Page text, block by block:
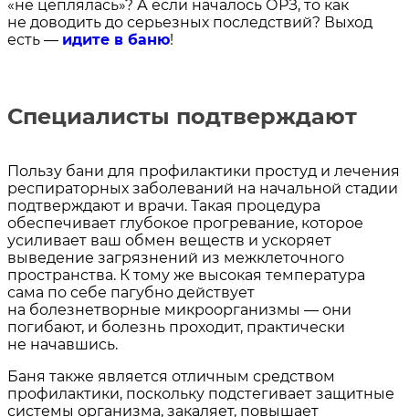
«не цеплялась»? А если началось ОРЗ, то как
не доводить до серьезных последствий? Выход
есть — идите в баню!
Специалисты подтверждают
Пользу бани для профилактики простуд и лечения
респираторных заболеваний на начальной стадии
подтверждают и врачи. Такая процедура
обеспечивает глубокое прогревание, которое
усиливает ваш обмен веществ и ускоряет
выведение загрязнений из межклеточного
пространства. К тому же высокая температура
сама по себе пагубно действует
на болезнетворные микроорганизмы — они
погибают, и болезнь проходит, практически
не начавшись.
Баня также является отличным средством
профилактики, поскольку подстегивает защитные
системы организма, закаляет, повышает